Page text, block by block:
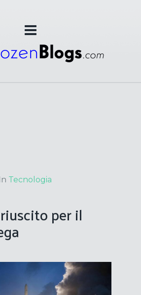
In Tecnologia
per il